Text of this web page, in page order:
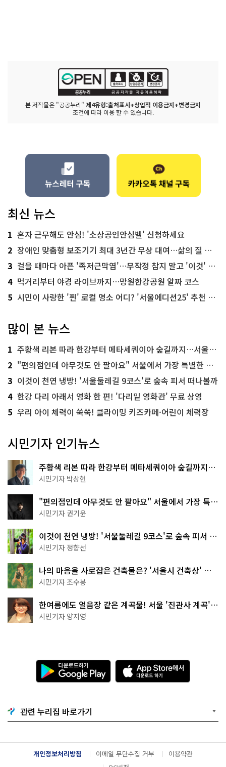
본 저작물은 "공공누리" 제4유형:출처표시+상업적 이용금지+변경금지
조건에 따라 이용 할 수 있습니다.
최신 뉴스
1 혼자 근무해도 안심! '소상공인안심벨' 신청하세요
2 장애인 맞춤형 보조기기 최대 3년간 무상 대여…삶의 질 높인다
3 걸을 때마다 아픈 '족저근막염'…무작정 참지 말고 '이것' 해보세요!
4 먹거리부터 야경 라이브까지…망원한강공원 알짜 코스
5 시민이 사랑한 '찐' 로컬 명소 어디? '서울에디션25' 추천 코스
많이 본 뉴스
1 주황색 리본 따라 한강부터 메타세쿼이아 숲길까지…서울둘레길 15코스
2 "편의점인데 아무것도 안 팔아요" 서울에서 가장 특별한 편의점의 정체
3 이것이 천연 냉방! '서울둘레길 9코스'로 숲속 피서 떠나볼까
4 한강 다리 아래서 영화 한 편! '다리밑 영화관' 무료 상영
5 우리 아이 체력이 쑥쑥! 클라이밍 키즈카페·어린이 체력장
시민기자 인기뉴스
주황색 리본 따라 한강부터 메타세쿼이아 숲길까지…
서울둘레길 15코스
시민기자 박상현
"편의점인데 아무것도 안 팔아요" 서울에서 가장 특별
한 편의점의 정체
시민기자 권기윤
이것이 천연 냉방! '서울둘레길 9코스'로 숲속 피서 떠
나볼까
시민기자 정향선
나의 마음을 사로잡은 건축물은? '서울시 건축상' 수
상작 공개!
시민기자 조수봉
한여름에도 얼음장 같은 계곡물! 서울 '진관사 계곡'이
천국이네~
시민기자 양지영
다
운
로
기
G
o
g
l
e
A
p
p
e
서
다
운
관련 누리집 바로가기
개인정보처리방침 이메일 무단수집 거부
이용약관